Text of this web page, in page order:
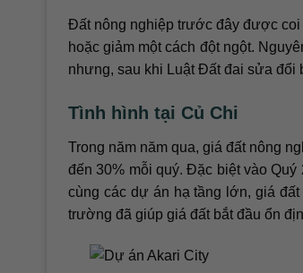
Đất nông nghiệp trước đây được coi
hoặc giảm một cách đột ngột.
nhưng, sau khi Luật Đất đai sửa đổi
Tình hình tại Củ Chi
Trong năm năm qua, giá đất nông
đến 30% mỗi quý. Đặc biệt vào
cùng các dự án hạ tầng lớn, giá
trường đã giúp giá đất bắt đầu ổn